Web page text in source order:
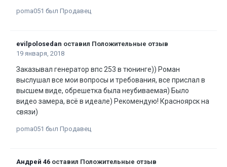
poma051 был Продавец
evilpolosedan оставил Положительные отзыв
19 января, 2018
Заказывал генератор впс 253 в тюнинге)) Роман
выслушал все мои вопросы и требования, все прислал в
высшем виде, обрешетка была неубиваемая) Было
видео замера, всё в идеале) Рекомендую! Красноярск на
связи)
poma051 был Продавец
Андрей 46 оставил Положительные отзыв